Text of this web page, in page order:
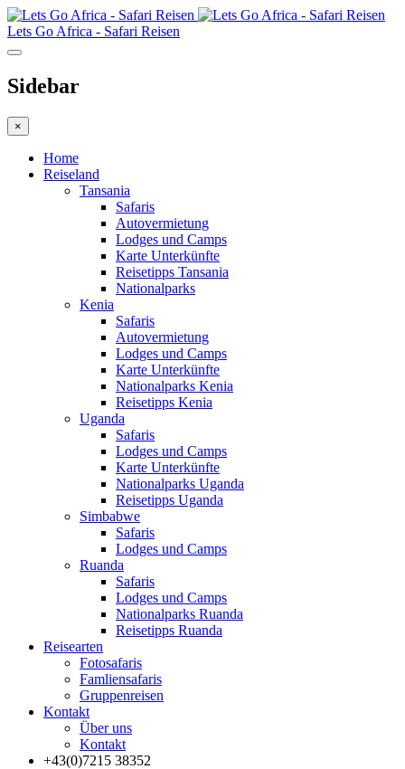
Lets Go Africa - Safari Reisen
Sidebar
×
Home
Reiseland
Tansania
Safaris
Autovermietung
Lodges und Camps
Karte Unterkünfte
Reisetipps Tansania
Nationalparks
Kenia
Safaris
Autovermietung
Lodges und Camps
Karte Unterkünfte
Nationalparks Kenia
Reisetipps Kenia
Uganda
Safaris
Lodges und Camps
Karte Unterkünfte
Nationalparks Uganda
Reisetipps Uganda
Simbabwe
Safaris
Lodges und Camps
Ruanda
Safaris
Lodges und Camps
Nationalparks Ruanda
Reisetipps Ruanda
Reisearten
Fotosafaris
Famliensafaris
Gruppenreisen
Kontakt
Über uns
Kontakt
+43(0)7215 38352